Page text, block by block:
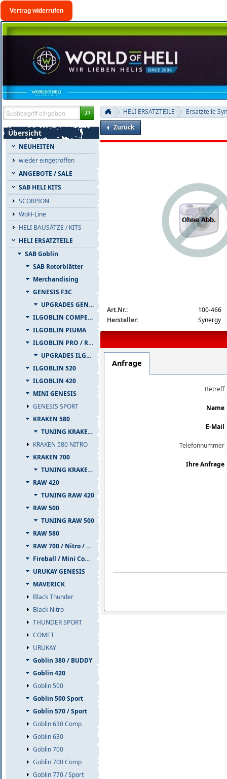
Vertrag widerrufen
Übersicht
NEUHEITEN
wieder eingetroffen
ANGEBOTE / SALE
SAB HELI KITS
SCORPION
WoH-Line
HELI BAUSÄTZE / KITS
HELI ERSATZTEILE
SAB Goblin
SAB Rotorblätter
Merchandising
GENESIS F3C
UPGRADES GENESIS F3C
ILGOBLIN COMPETIZIONE
ILGOBLIN PIUMA
ILGOBLIN PRO / RAW 700
UPGRADES ILGOBLIN PRO / RAW 700
ILGOBLIN 520
ILGOBLIN 420
MINI GENESIS
GENESIS SPORT
KRAKEN 580
TUNING KRAKEN 580
KRAKEN 580 NITRO
KRAKEN 700
TUNING KRAKEN 700
RAW 420
TUNING RAW 420
RAW 500
TUNING RAW 500
RAW 580
RAW 700 / Nitro / PIUMA
Fireball / Mini Comet
URUKAY GENESIS
MAVERICK
Black Thunder
Black Nitro
THUNDER SPORT
COMET
URUKAY
Goblin 380 / BUDDY
Goblin 420
Goblin 500
Goblin 500 Sport
Goblin 570 / Sport
Goblin 630 Comp
Goblin 630
Goblin 700
Goblin 700 Comp
Goblin 770 / Sport
HELI ERSATZTEILE
Ersatzteile
Zurück
Art.Nr.:
100-466
Hersteller:
Synergy
Anfrage
Betreff
Name
E-Mail
Telefonnummer
Ihre Anfrage